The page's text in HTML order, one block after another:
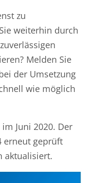
zu
weiterhin durch
Melden Sie
der Umsetzung
wie möglich
Juni 2020. Der
erneut geprüft
aktualisiert.